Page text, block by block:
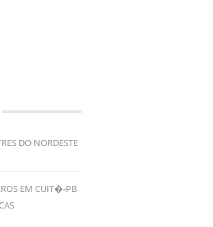
DO NORDESTE
EM CUIT�-PB